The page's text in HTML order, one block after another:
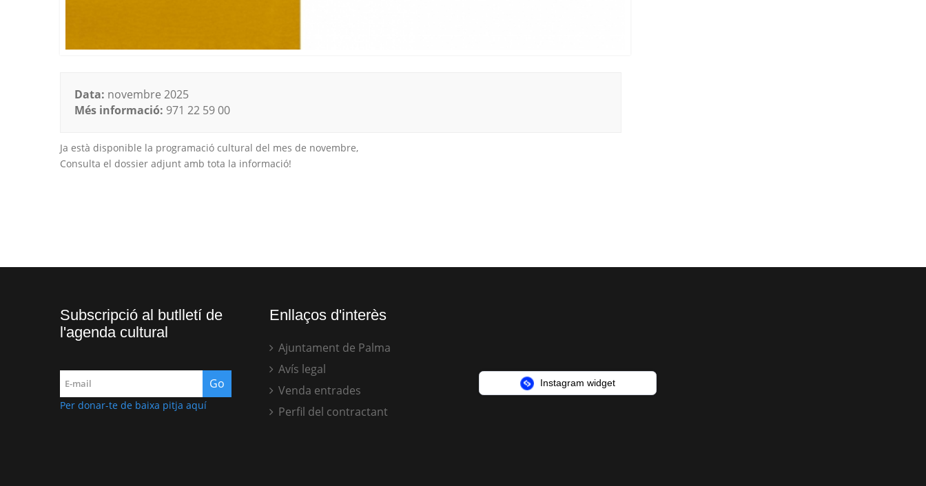
Data: novembre 2025
Més informació: 971 22 59 00
Ja està disponible la programació cultural del mes de novembre,
Consulta el dossier adjunt amb tota la informació!
Subscripció al butlletí de
l'agenda cultural
Per donar-te de baixa pitja aquí
Enllaços d'interès
Ajuntament de Palma
Avís legal
Venda entrades
Perfil del contractant
Instagram widget